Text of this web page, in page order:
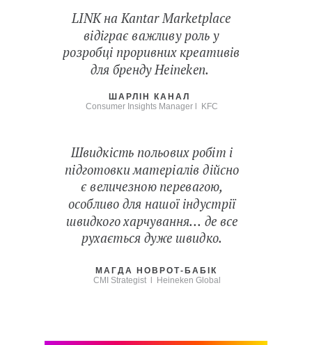
LINK на Kantar Marketplace
відіграє важливу роль у
розробці проривних креативів
для бренду Heineken.
МАГДА НОВРОТ-БАБІК
CMI Strategist l Heineken Global
Швидкість польових робіт і
підготовки матеріалів дійсно
є величезною перевагою,
особливо для нашої індустрії
швидкого харчування... де все
рухається дуже швидко.
Consumer Insights Manager l KFC
ШАРЛІН КАНАЛ